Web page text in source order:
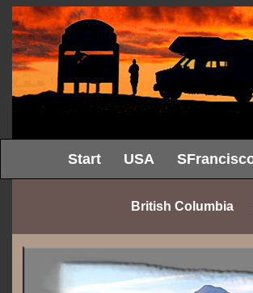
Start USA
British Columbia